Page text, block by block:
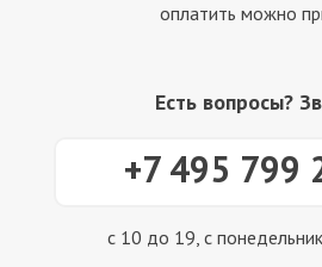
оплатить можно
Есть вопросы?
с 10 до 19, с
+7 495 799